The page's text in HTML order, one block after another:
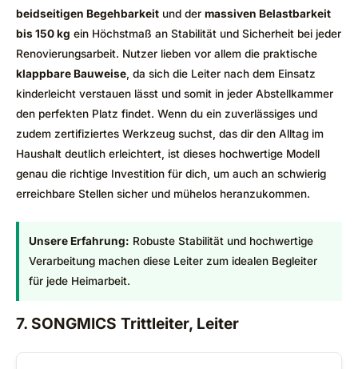
beidseitigen Begehbarkeit und der massiven Belastbarkeit
bis 150 kg ein Höchstmaß an Stabilität und Sicherheit bei jeder
Renovierungsarbeit. Nutzer lieben vor allem die praktische
klappbare Bauweise , da sich die Leiter nach dem Einsatz
kinderleicht verstauen lässt und somit in jeder Abstellkammer
den perfekten Platz findet. Wenn du ein zuverlässiges und
zudem zertifiziertes Werkzeug suchst, das dir den Alltag im
Haushalt deutlich erleichtert, ist dieses hochwertige Modell
genau die richtige Investition für dich, um auch an schwierig
erreichbare Stellen sicher und mühelos heranzukommen.
Unsere Erfahrung: Robuste Stabilität und hochwertige
Verarbeitung machen diese Leiter zum idealen Begleiter
für jede Heimarbeit.
7. SONGMICS Trittleiter, Leiter